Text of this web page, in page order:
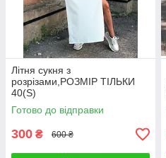
Літня сукня з
розрізами,РОЗМІР ТІЛЬКИ
40(S)
Готово до відправки
300 ₴ 600 ₴